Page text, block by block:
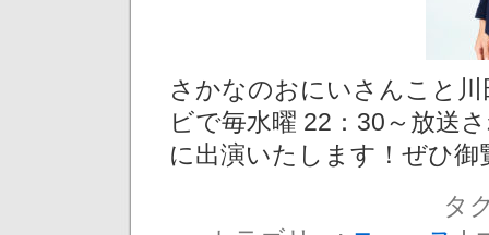
さかなのおにいさんこと
ビで毎水曜 22：30～放送
に出演いたします！ぜひ御
タ